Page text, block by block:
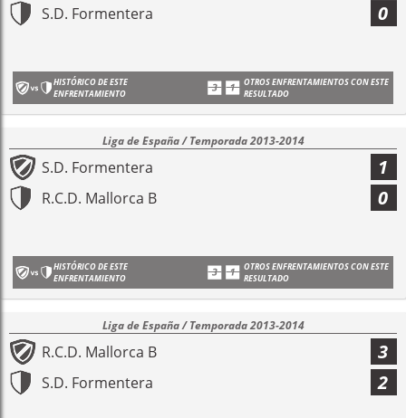
S.D. Formentera 0
HISTÓRICO DE ESTE
ENFRENTAMIENTO
OTROS ENFRENTAMIENTOS CON ESTE
RESULTADO
Liga de España / Temporada 2013-2014
S.D. Formentera 1
R.C.D. Mallorca B 0
HISTÓRICO DE ESTE
ENFRENTAMIENTO
OTROS ENFRENTAMIENTOS CON ESTE
RESULTADO
Liga de España / Temporada 2013-2014
R.C.D. Mallorca B 3
S.D. Formentera 2